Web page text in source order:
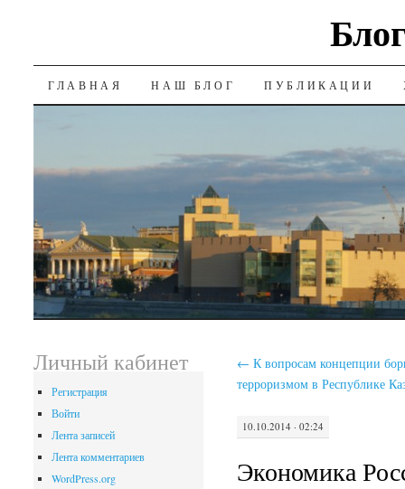
SKIP
ГЛАВНАЯ НАШ БЛОГ ПУБЛИКАЦИИ
← К вопросам концепции
терроризмом в Республике
10.10.2014 · 02:24
Экономика
Личный кабинет
Регистрация
Войти
Лента записей
Лента комментариев
WordPress.org